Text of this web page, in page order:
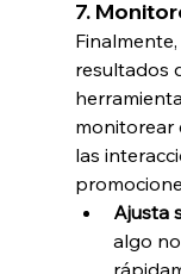
7.
resultados
monitorear
las
Ajusta
algo